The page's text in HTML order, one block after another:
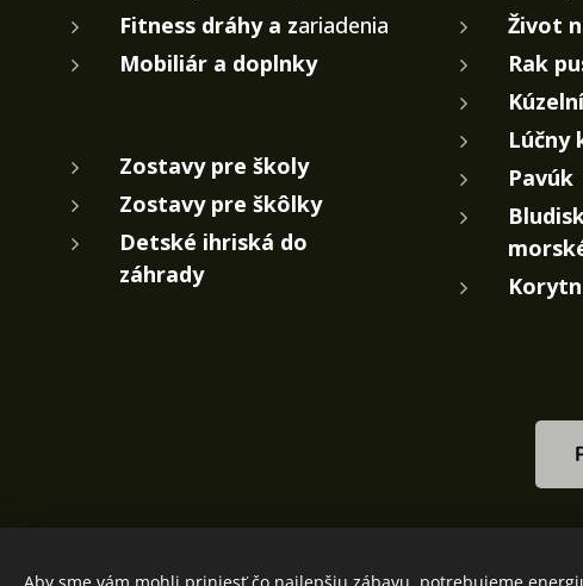
Fitness dráhy a zariadenia
Mobiliár a doplnky
Zostavy pre školy
Zostavy pre škôlky
Detské ihriská do
záhrady
Život
Rak
Lúčny
Pavúk